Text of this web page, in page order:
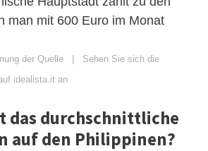
man mit 600 Euro im Monat
der Quelle | Sehen Sie sich die
idealista.it an
das durchschnittliche
auf den Philippinen?